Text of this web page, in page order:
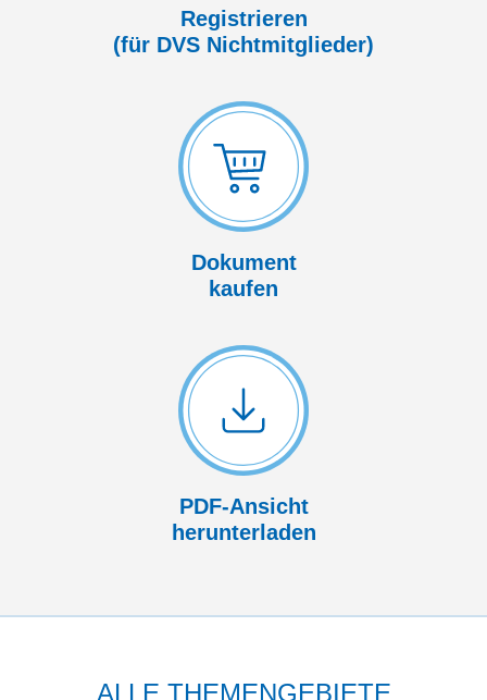
Registrieren
(für DVS Nicht­mitglieder)
Dokument
kaufen
PDF-Ansicht
herunterladen
ALLE THEMENGEBIETE